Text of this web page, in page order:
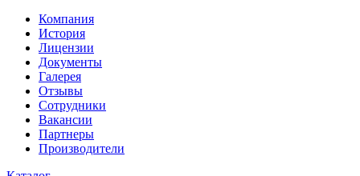
Компания
История
Лицензии
Документы
Галерея
Отзывы
Сотрудники
Вакансии
Партнеры
Производители